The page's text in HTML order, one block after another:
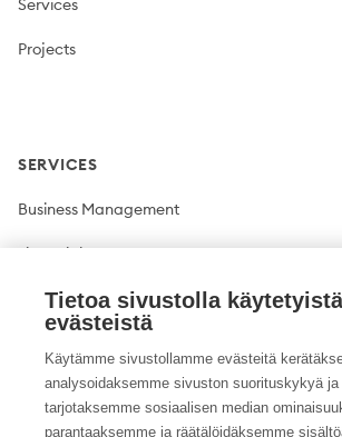
Services
Projects
SERVICES
Business Management
Financial Management
Plant production
Climate solutions
Tietoa sivustolla käytetyistä
evästeistä
Käytämme sivustollamme evästeitä
analysoidaksemme sivuston suorituskykyä
tarjotaksemme sosiaalisen median
parantaaksemme ja räätälöidäksemme